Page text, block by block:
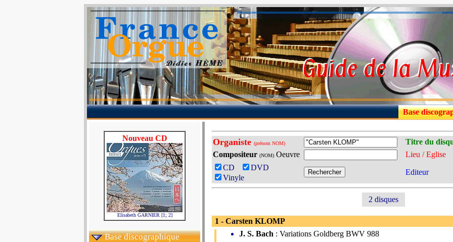
Base
Nouveau CD
Elisabeth GARNIER [1; 2]
Base discographique
Organiste (prénom NOM)
Titre du
Compositeur (NOM) Oeuvre
Lieu / Eglise
CD
DVD
Vinyle
Editeur
2 disques
1 - Carsten KLOMP
J. S. Bach : Variations Goldberg BWV 988